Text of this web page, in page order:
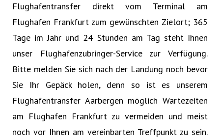
Flughafentransfer direkt vom Terminal am
Flughafen Frankfurt zum gewünschten Zielort; 365
Tage im Jahr und 24 Stunden am Tag steht Ihnen
unser Flughafenzubringer-Service zur Verfügung.
Bitte melden Sie sich nach der Landung noch bevor
Sie Ihr Gepäck holen, denn so ist es unserem
Flughafentransfer Aarbergen möglich Wartezeiten
am Flughafen Frankfurt zu vermeiden und meist
noch vor Ihnen am vereinbarten Treffpunkt zu sein.